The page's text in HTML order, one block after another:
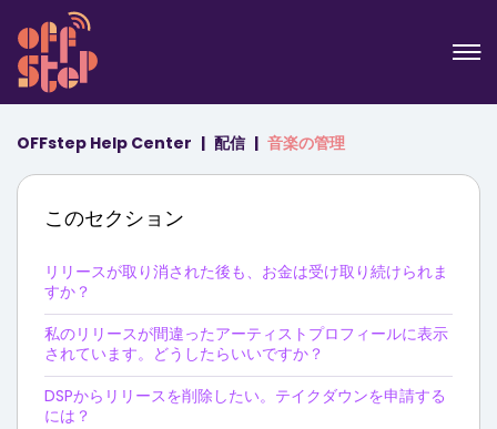
OFFstep Help Center 配信 音楽の管理
このセクション
リリースが取り消された後も、お金は受け取り続けられま
すか？
私のリリースが間違ったアーティストプロフィールに表示
されています。どうしたらいいですか？
DSPからリリースを削除したい。テイクダウンを申請する
には？